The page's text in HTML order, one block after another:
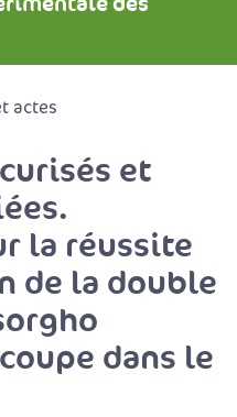
actes
et
la réussite
de la double
dans le